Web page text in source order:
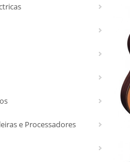
e Processadores